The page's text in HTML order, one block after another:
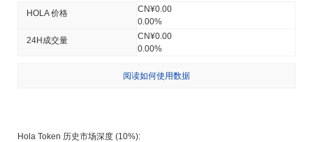
HOLA 价格
CN¥0.00
0.00%
24H成交量
CN¥0.00
0.00%
阅读如何使用数据
Hola Token 历史市场深度 (10%):